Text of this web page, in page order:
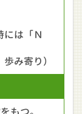
には「Ｎ
み寄り）